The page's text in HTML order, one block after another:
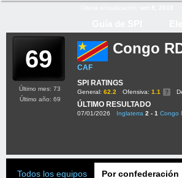
69 Congo
CAF
SPI RATINGS
General: 62.2 Ofensiva: 1.1
ÚLTIMO RESULTADO
07/01/2026 Inglaterra 2 - 1 Congo
Último mes: 73
Último año: 69
Todos los equipos Por confederación